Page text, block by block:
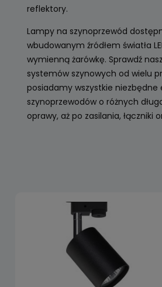
reflektory.
Lampy na szynoprzewód
wbudowanym źródłem światła
wymienną żarówkę. Sprawdź
systemów szynowych od wielu
posiadamy wszystkie niezbędne
szynoprzewodów o różnych
oprawy, aż po zasilania, łączniki